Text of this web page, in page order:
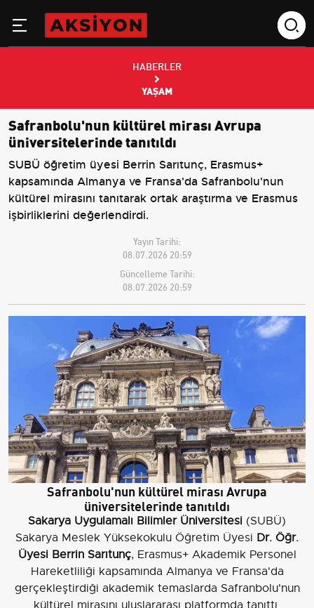
HABERLER
YAŞAM
Safranbolu'nun kültürel mirası Avrupa
üniversitelerinde tanıtıldı
SUBÜ öğretim üyesi Berrin Sarıtunç, Erasmus+
kapsamında Almanya ve Fransa'da Safranbolu'nun
kültürel mirasını tanıtarak ortak araştırma ve Erasmus
işbirliklerini değerlendirdi.
Yayın Tarihi:
08.07.2026 20:59
Güncelleme Tarihi:
08.07.2026 20:59
Safranbolu'nun kültürel mirası Avrupa
üniversitelerinde tanıtıldı
Sakarya Uygulamalı Bilimler Üniversitesi (SUBÜ)
Sakarya Meslek Yüksekokulu Öğretim Üyesi Dr. Öğr.
Üyesi Berrin Sarıtunç, Erasmus+ Akademik Personel
Hareketliliği kapsamında Almanya ve Fransa'da
gerçekleştirdiği akademik temaslarda Safranbolu'nun